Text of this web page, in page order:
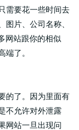
需要花一些时间去
图片、公司名称、
网站跟你的相似
端了。
的了。因为里面有
不允许对外泄露
网站一旦出现问